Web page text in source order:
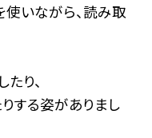
使いながら、読み取
り、
する姿がありまし